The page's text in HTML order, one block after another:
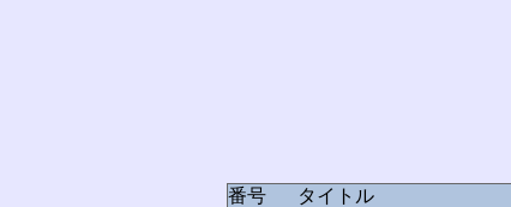
番号 タイトル